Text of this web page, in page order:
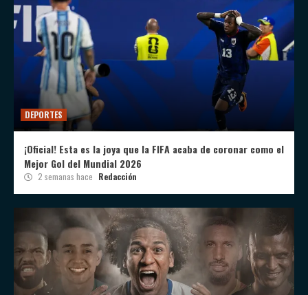
DEPORTES
¡Oficial! Esta es la joya que la FIFA acaba de coronar como el
Mejor Gol del Mundial 2026
2 semanas hace Redacción